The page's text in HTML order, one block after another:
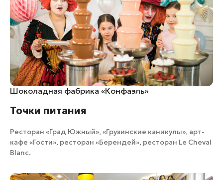
Шоколадная фабрика «Конфаэль»
Точки питания
Ресторан «Град Южный», «Грузинские каникулы», арт-
кафе «Гости», ресторан «Берендей», ресторан Le Cheval
Blanc.